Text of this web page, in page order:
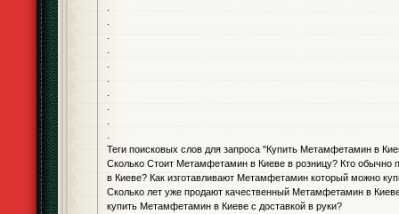
Теги поисковых слов для запроса "Купить Метамфетамин в
Сколько Стоит Метамфетамин в Киеве в розницу? Кто обычно
в Киеве? Как изготавливают Метамфетамин который можно
Сколько лет уже продают качественный Метамфетамин в
купить Метамфетамин в Киеве с доставкой в руки?